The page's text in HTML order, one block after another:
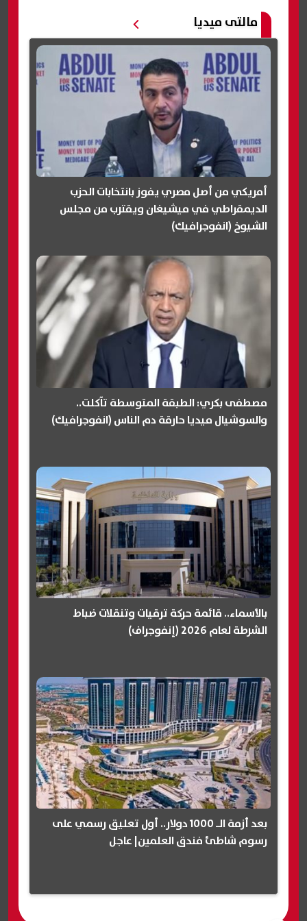
مالتى ميديا
أمريكي من أصل مصري يفوز بانتخابات الحزب
الديمقراطي في ميشيغان ويقترب من مجلس
الشيوخ (انفوجرافيك)
مصطفى بكري: الطبقة المتوسطة تآكلت..
والسوشيال ميديا حارقة دم الناس (انفوجرافيك)
بالأسماء.. قائمة حركة ترقيات وتنقلات ضباط
الشرطة لعام 2026 (إنفوجراف)
بعد أزمة الـ 1000 دولار.. أول تعليق رسمي على
رسوم شاطئ فندق العلمين| عاجل